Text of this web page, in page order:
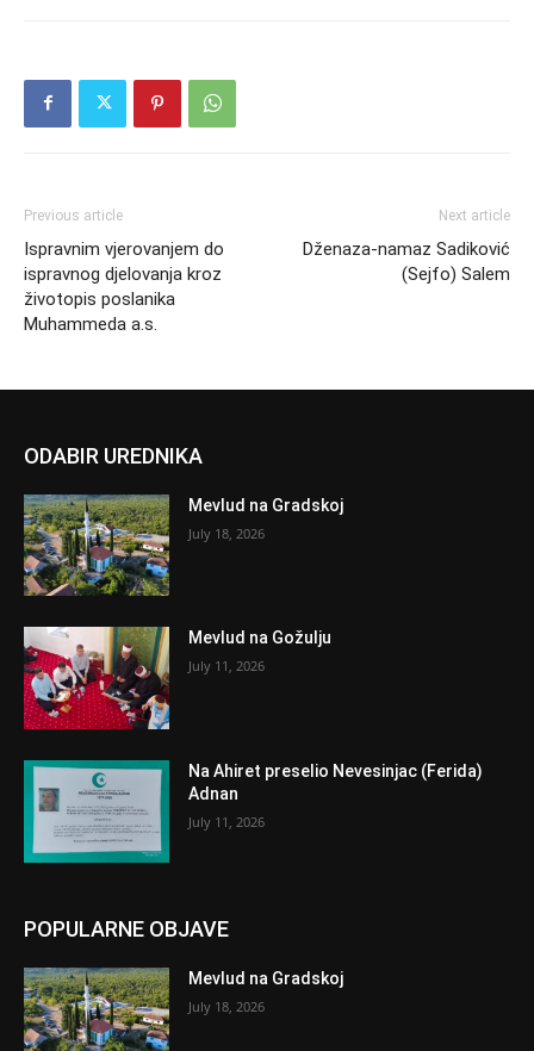
Previous article
Ispravnim vjerovanjem do
ispravnog djelovanja kroz
životopis poslanika
Muhammeda a.s.
Next article
Dženaza-namaz Sadiković
(Sejfo) Salem
ODABIR UREDNIKA
Mevlud na Gradskoj
July 18, 2026
Mevlud na Gožulju
July 11, 2026
Na Ahiret preselio Nevesinjac (Ferida)
Adnan
July 11, 2026
POPULARNE OBJAVE
Mevlud na Gradskoj
July 18, 2026